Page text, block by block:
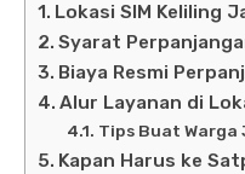
Lokasi SIM Keliling
Syarat
Biaya Resmi
Alur Layanan di
Tips Buat
Kapan Harus ke